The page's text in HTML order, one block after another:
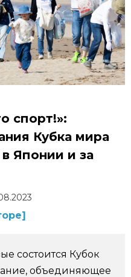
繁體字
Français
Español
спорт!»:
Кубка мира
Японии и за
состоится Кубок
объединяющее